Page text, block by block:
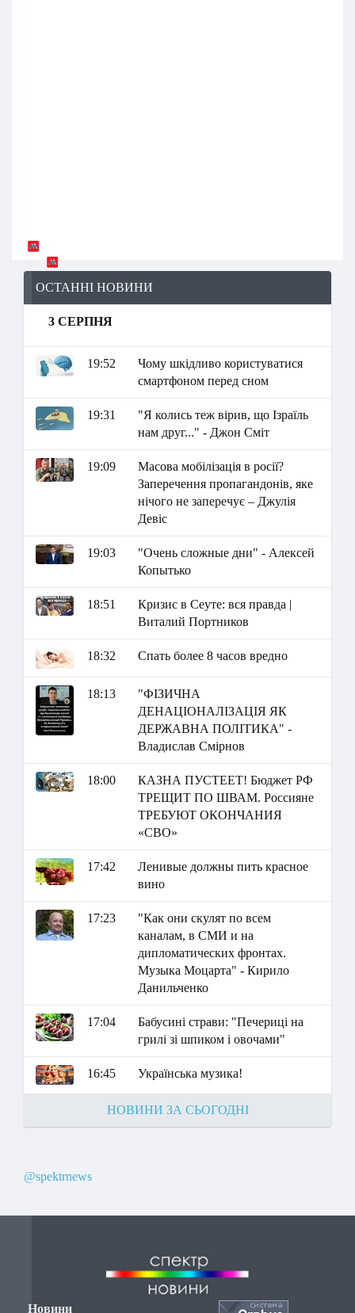
ОСТАННІ НОВИНИ
3 СЕРПНЯ
19:52
Чому шкідливо користуватися
смартфоном перед сном
19:31
"Я колись теж вірив, що Ізраїль
нам друг..." - Джон Сміт
19:09
Масова мобілізація в росії?
Заперечення пропагандонів, яке
нічого не заперечує – Джулія
Девіс
19:03
"Очень сложные дни" - Алексей
Копытько
18:51
Кризис в Сеуте: вся правда |
Виталий Портников
18:32 Спать более 8 часов вредно
18:13
"ФІЗИЧНА
ДЕНАЦІОНАЛІЗАЦІЯ ЯК
ДЕРЖАВНА ПОЛІТИКА" -
Владислав Смірнов
18:00
КАЗНА ПУСТЕЕТ! Бюджет РФ
ТРЕЩИТ ПО ШВАМ. Россияне
ТРЕБУЮТ ОКОНЧАНИЯ
«СВО»
17:42
Ленивые должны пить красное
вино
17:23
"Как они скулят по всем
каналам, в СМИ и на
дипломатических фронтах.
Музыка Моцарта" - Кирило
Данильченко
17:04
Бабусині страви: "Печериці на
грилі зі шпиком і овочами"
16:45 Українська музика!
НОВИНИ ЗА СЬОГОДНІ
@spektrnews
Новини